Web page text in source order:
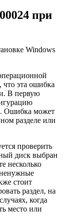
при
эта ошибка
В первую
Ошибка может
разделе или
проверить
диск выбран
несколько
ненужные
стоит
раздел, на
когда
место или